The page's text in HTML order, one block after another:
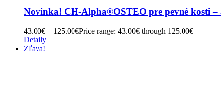
Novinka! CH-Alpha®OSTEO pre pevné kosti
43.00€ – 125.00€Price range: 43.00€ through 125.00€
Detaily
Zľava!